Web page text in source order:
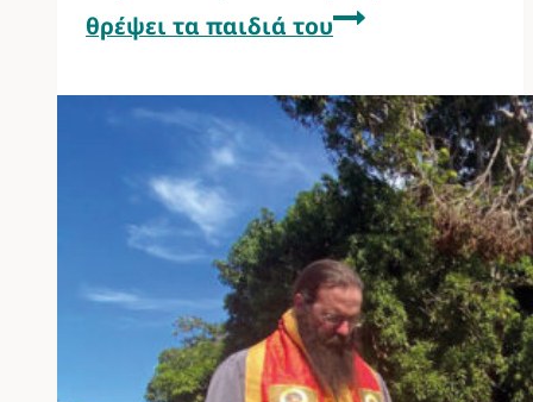
θρέψει τα παιδιά του